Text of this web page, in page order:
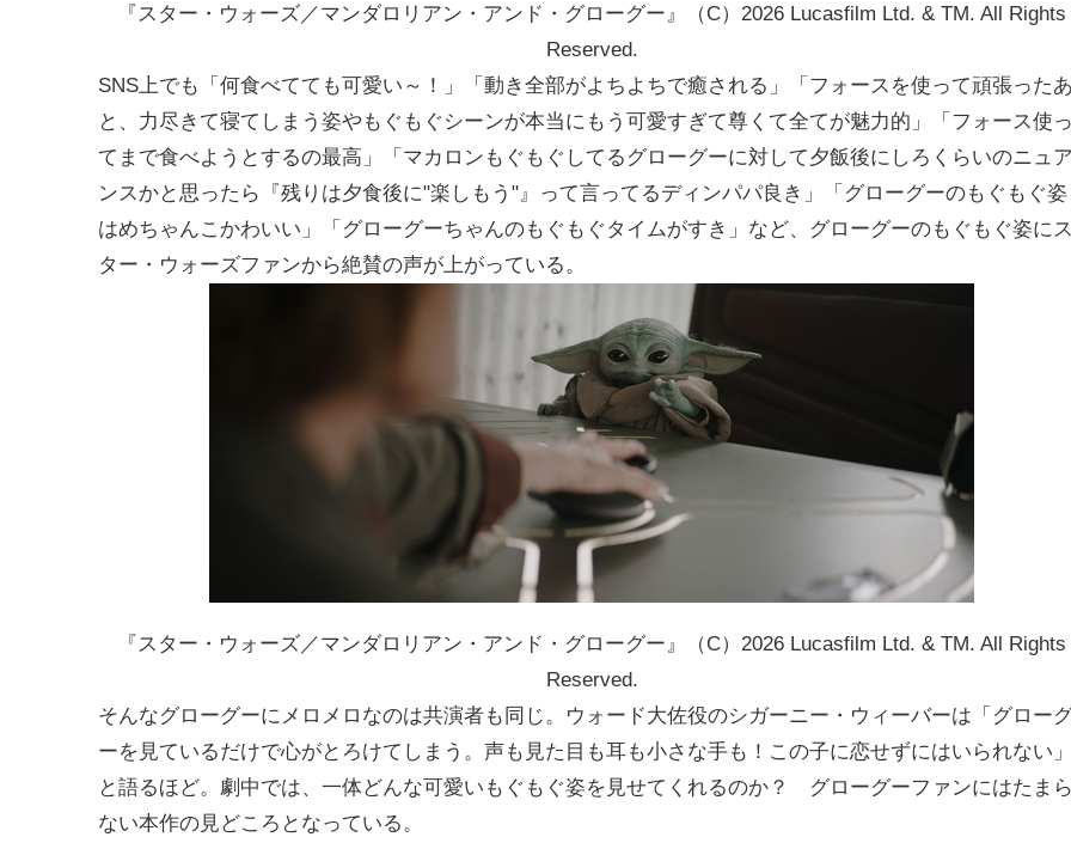
『スター・ウォーズ／マンダロリアン・アンド・グローグー』（C）2026 Lucasfilm Ltd. & TM. All Rights
Reserved.
SNS上でも「何食べてても可愛い～！」「動き全部がよちよちで癒される」「フォースを使って頑張ったあ
と、力尽きて寝てしまう姿やもぐもぐシーンが本当にもう可愛すぎて尊くて全てが魅力的」「フォース使っ
てまで食べようとするの最高」「マカロンもぐもぐしてるグローグーに対して夕飯後にしろくらいのニュア
ンスかと思ったら『残りは夕食後に"楽しもう"』って言ってるディンパパ良き」「グローグーのもぐもぐ姿
はめちゃんこかわいい」「グローグーちゃんのもぐもぐタイムがすき」など、グローグーのもぐもぐ姿にス
ター・ウォーズファンから絶賛の声が上がっている。
『スター・ウォーズ／マンダロリアン・アンド・グローグー』（C）2026 Lucasfilm Ltd. & TM. All Rights
Reserved.
そんなグローグーにメロメロなのは共演者も同じ。ウォード大佐役のシガーニー・ウィーバーは「グロー
ーを見ているだけで心がとろけてしまう。声も見た目も耳も小さな手も！この子に恋せずにはいられない」
と語るほど。劇中では、一体どんな可愛いもぐもぐ姿を見せてくれるのか？ グローグーファンにはたまら
ない本作の見どころとなっている。